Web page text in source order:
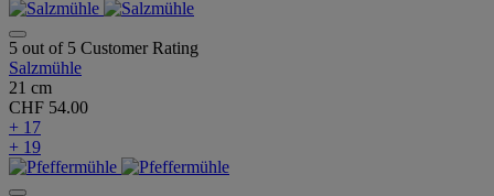
5 out of 5 Customer Rating
Salzmühle
21 cm
CHF 54.00
+ 17
+ 19